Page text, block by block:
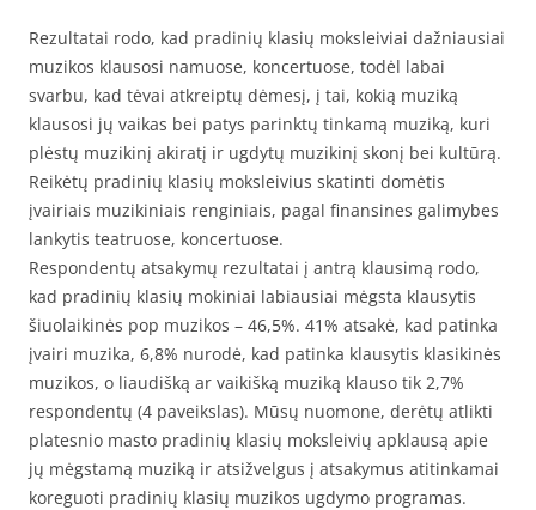
Rezultatai rodo, kad pradinių klasių moksleiviai dažniausiai
muzikos klausosi namuose, koncertuose, todėl labai
svarbu, kad tėvai atkreiptų dėmesį, į tai, kokią muziką
klausosi jų vaikas bei patys parinktų tinkamą muziką, kuri
plėstų muzikinį akiratį ir ugdytų muzikinį skonį bei kultūrą.
Reikėtų pradinių klasių moksleivius skatinti domėtis
įvairiais muzikiniais renginiais, pagal finansines galimybes
lankytis teatruose, koncertuose.
Respondentų atsakymų rezultatai į antrą klausimą rodo,
kad pradinių klasių mokiniai labiausiai mėgsta klausytis
šiuolaikinės pop muzikos – 46,5%. 41% atsakė, kad patinka
įvairi muzika, 6,8% nurodė, kad patinka klausytis klasikinės
muzikos, o liaudišką ar vaikišką muziką klauso tik 2,7%
respondentų (4 paveikslas). Mūsų nuomone, derėtų atlikti
platesnio masto pradinių klasių moksleivių apklausą apie
jų mėgstamą muziką ir atsižvelgus į atsakymus atitinkamai
koreguoti pradinių klasių muzikos ugdymo programas.